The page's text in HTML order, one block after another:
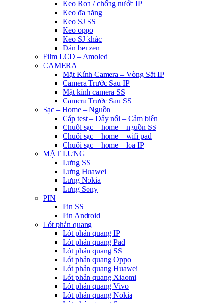
Keo Ron / chống nước IP
Keo đa năng
Keo SJ SS
Keo oppo
Keo SJ khác
Dán benzen
Film LCD – Amoled
CAMERA
Mặt Kính Camera – Vòng Sắt IP
Camera Trước Sau IP
Mặt kính camera SS
Camera Trước Sau SS
Sạc – Home – Nguồn
Cáp test – Dây nối – Cảm biến
Chuôi sạc – home – nguồn SS
Chuôi sạc – home – wifi pad
Chuôi sạc – home – loa IP
MẶT LƯNG
Lưng SS
Lưng Huawei
Lưng Nokia
Lưng Sony
PIN
Pin SS
Pin Android
Lót phản quang
Lót phản quang IP
Lót phản quang Pad
Lót phản quang SS
Lót phản quang Oppo
Lót phản quang Huawei
Lót phản quang Xiaomi
Lót phản quang Vivo
Lót phản quang Nokia